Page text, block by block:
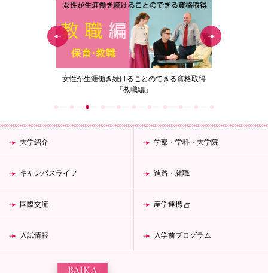
女性が生涯働き続けることのできる資格取得
「教職編」
大学紹介 学部・学科・大学院
キャンパスライフ 進路・就職
国際交流 産学連携
入試情報 入学前プログラム